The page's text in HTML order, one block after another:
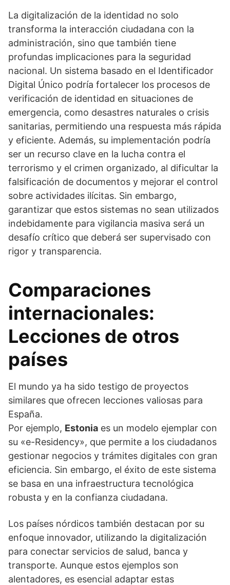
La digitalización de la identidad no solo
transforma la interacción ciudadana con la
administración, sino que también tiene
profundas implicaciones para la seguridad
nacional. Un sistema basado en el Identificador
Digital Único podría fortalecer los procesos de
verificación de identidad en situaciones de
emergencia, como desastres naturales o crisis
sanitarias, permitiendo una respuesta más rápida
y eficiente. Además, su implementación podría
ser un recurso clave en la lucha contra el
terrorismo y el crimen organizado, al dificultar la
falsificación de documentos y mejorar el control
sobre actividades ilícitas. Sin embargo,
garantizar que estos sistemas no sean utilizados
indebidamente para vigilancia masiva será un
desafío crítico que deberá ser supervisado con
rigor y transparencia.
Comparaciones
internacionales:
Lecciones de otros
países
El mundo ya ha sido testigo de proyectos
similares que ofrecen lecciones valiosas para
España.
Por ejemplo, Estonia es un modelo ejemplar con
su «e-Residency», que permite a los ciudadanos
gestionar negocios y trámites digitales con gran
eficiencia. Sin embargo, el éxito de este sistema
se basa en una infraestructura tecnológica
robusta y en la confianza ciudadana.
Los países nórdicos también destacan por su
enfoque innovador, utilizando la digitalización
para conectar servicios de salud, banca y
transporte. Aunque estos ejemplos son
alentadores, es esencial adaptar estas